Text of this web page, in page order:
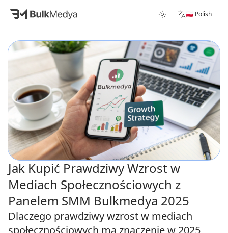
🇵🇱 Polish
Jak Kupić Prawdziwy Wzrost w
Mediach Społecznościowych z
Panelem SMM Bulkmedya 2025
Dlaczego prawdziwy wzrost w mediach
społecznościowych ma znaczenie w 2025